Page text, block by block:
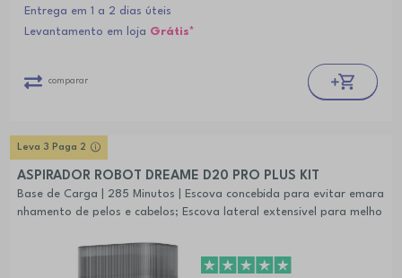
Entrega em 1 a 2 dias úteis
Levantamento em loja Grátis*
comparar
Leva 3 Paga 2
ASPIRADOR ROBOT DREAME D20 PRO PLUS KIT
Base de Carga | 285 Minutos | Escova concebida para evitar emara
nhamento de pelos e cabelos; Escova lateral extensivel para melho